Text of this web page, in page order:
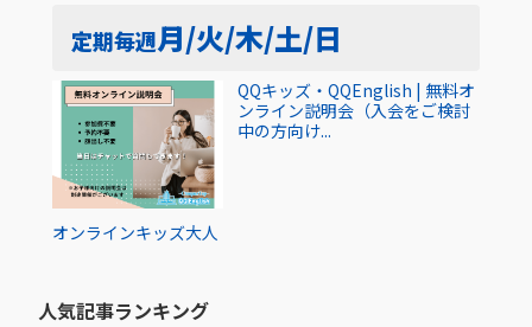
定期毎週月/火/木/土/日
オンラインキッズ大人
QQキッズ・QQEnglish | 無料オ
ンライン説明会（入会をご検討
中の方向け...
人気記事ランキング​